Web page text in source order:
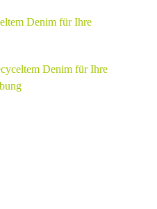
Denim für Ihre